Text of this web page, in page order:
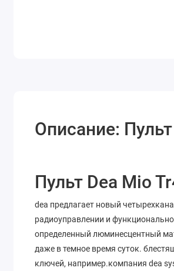
Описание:
Пульт Dea Mio
dea предлагает новый
радиоуправлении и
определенный люминесцентный
даже в темное время суток.
ключей, например.компания dea